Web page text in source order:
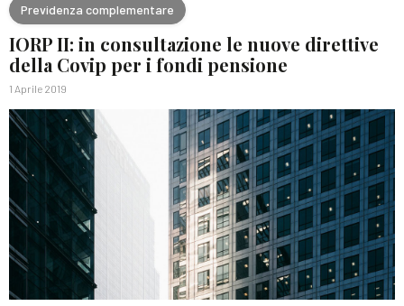
Previdenza complementare
IORP II: in consultazione le nuove direttive
della Covip per i fondi pensione
1 Aprile 2019